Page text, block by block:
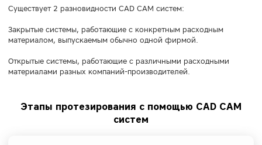
Существует 2 разновидности CAD CAM систем:
Закрытые системы, работающие с конкретным расходным
материалом, выпускаемым обычно одной фирмой.
Открытые системы, работающие с различными расходными
материалами разных компаний-производителей.
Этапы протезирования с помощью CAD CAM
систем